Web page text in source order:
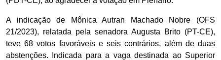
A indicação de Mônica Autran Machado Nobre (OFS
21/2023), relatada pela senadora Augusta Brito (PT-CE),
teve 68 votos favoráveis e seis contrários, além de duas
abstenções. Indicada para a vaga destinada ao Superior